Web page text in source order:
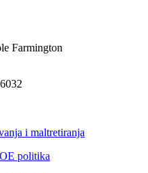
Farmington
i maltretiranja
politika